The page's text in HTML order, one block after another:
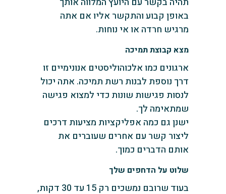
באופן קבוע והתקשר אליו אם אתה
מרגיש חרדה או אי נוחות.
מצא קבוצת תמיכה
ארגונים כמו אלכוהוליסטים אנונימיים זו
דרך נוספת לבנות רשת תמיכה. אתה יכול
לנסות פגישות שונות כדי למצוא פגישה
שמתאימה לך.
ישנן גם כמה אפליקציות מציעות דרכים
ליצור קשר עם אחרים שעוברים את
אותם הדברים כמוך.
שלוט על הדחפים שלך
בעוד שרובם נמשכים רק 15 עד 30 דקות,